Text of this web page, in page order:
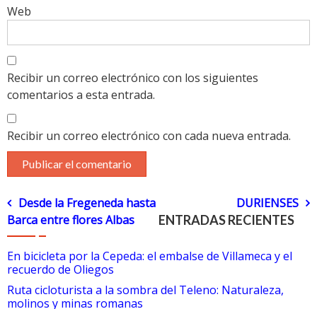
Web
Recibir un correo electrónico con los siguientes
comentarios a esta entrada.
Recibir un correo electrónico con cada nueva entrada.
Navegación
de
entradas
Desde la Fregeneda hasta
Barca entre flores Albas
DURIENSES
ENTRADAS RECIENTES
En bicicleta por la Cepeda: el embalse de Villameca y el
recuerdo de Oliegos
Ruta cicloturista a la sombra del Teleno: Naturaleza,
molinos y minas romanas